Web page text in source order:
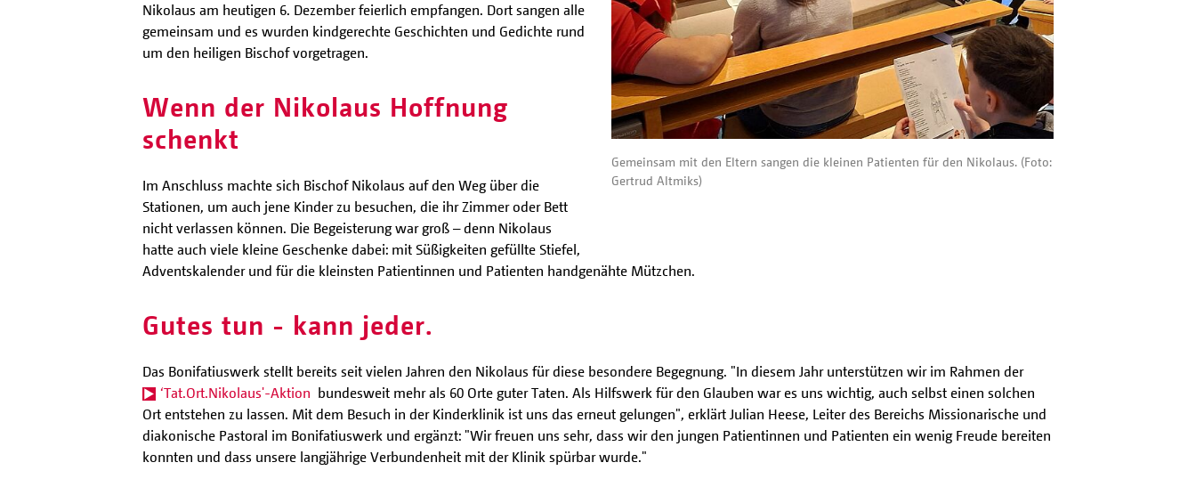
Gemeinsam mit den Eltern sangen die kleinen Patienten für den Nikolaus. (Foto:
Gertrud Altmiks)
Nikolaus am heutigen 6. Dezember feierlich empfangen. Dort sangen alle
gemeinsam und es wurden kindgerechte Geschichten und Gedichte rund
um den heiligen Bischof vorgetragen.
Wenn der Nikolaus Hoffnung
schenkt
Im Anschluss machte sich Bischof Nikolaus auf den Weg über die
Stationen, um auch jene Kinder zu besuchen, die ihr Zimmer oder Bett
nicht verlassen können. Die Begeisterung war groß – denn Nikolaus
hatte auch viele kleine Geschenke dabei: mit Süßigkeiten gefüllte Stiefel,
Adventskalender und für die kleinsten Patientinnen und Patienten handgenähte Mützchen.
Gutes tun - kann jeder.
Das Bonifatiuswerk stellt bereits seit vielen Jahren den Nikolaus für diese besondere Begegnung. "In diesem Jahr unterstützen wir im Rahmen der
‘Tat.Ort.Nikolaus'-Aktion bundesweit mehr als 60 Orte guter Taten. Als Hilfswerk für den Glauben war es uns wichtig, auch selbst einen solchen
Ort entstehen zu lassen. Mit dem Besuch in der Kinderklinik ist uns das erneut gelungen", erklärt Julian Heese, Leiter des Bereichs Missionarische und
diakonische Pastoral im Bonifatiuswerk und ergänzt: "Wir freuen uns sehr, dass wir den jungen Patientinnen und Patienten ein wenig Freude bereiten
konnten und dass unsere langjährige Verbundenheit mit der Klinik spürbar wurde."